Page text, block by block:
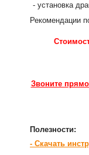
- установка
Рекомендации
Звоните
Полезности:
- Скачать